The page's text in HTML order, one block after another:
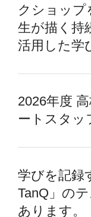
クショップ
生が描く持
活用した学
2026年度
ートスタッ
学びを記録
TanQ」の
あります。